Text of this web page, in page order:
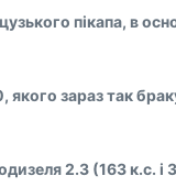
пікапа, в
зараз так
2.3 (163 к.с.